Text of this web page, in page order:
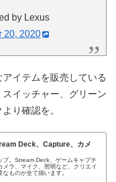
by Lexus
20, 2020
イテムを販売している
イッチャー、グリーン
り確認を。
Deck、Capture、カメ
プ。Stream Deck、ゲームキャプチ
メラ、マイク、照明など、クリエイ
ものが全て揃います。